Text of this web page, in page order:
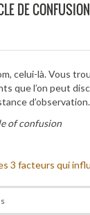
DE CONFUSION
celui-là. Vous
que l’on peut
of confusion
3 facteurs qui